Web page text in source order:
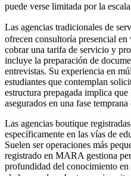
puede verse limitada por la
Las agencias tradicionales de
ofrecen consultoría presencial en
cobrar una tarifa de servicio y
incluye la preparación de
entrevistas. Su experiencia en
estudiantes que contemplan
estructura prepagada implica
asegurados en una fase
Las agencias boutique
específicamente en las vías de
Suelen ser operaciones más
registrado en MARA gestiona
profundidad del conocimiento